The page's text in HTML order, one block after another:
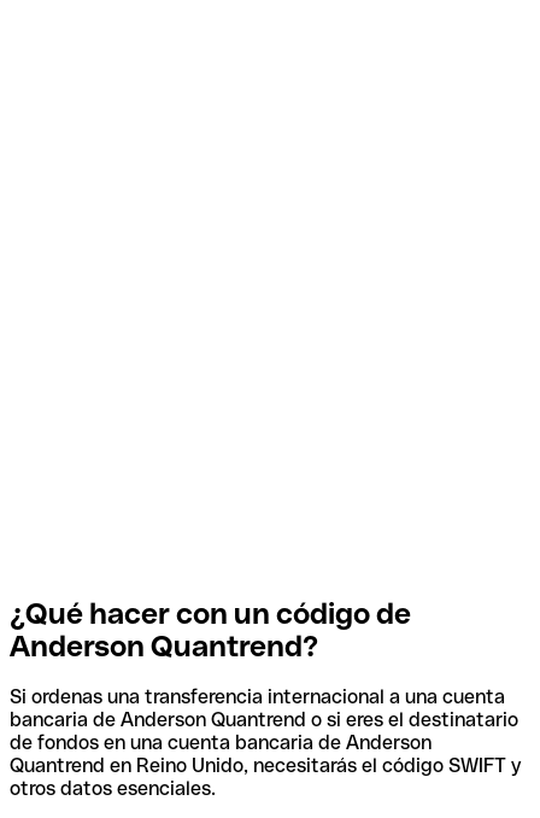
¿Qué hacer con un código de
Anderson Quantrend?
Si ordenas una transferencia internacional a una cuenta
bancaria de Anderson Quantrend o si eres el destinatario
de fondos en una cuenta bancaria de Anderson
Quantrend en Reino Unido, necesitarás el código SWIFT y
otros datos esenciales.